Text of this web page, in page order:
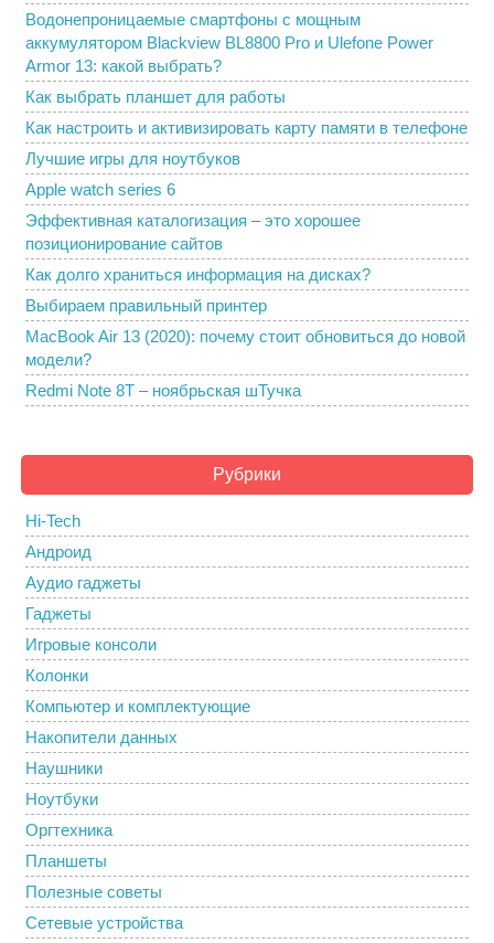
Водонепроницаемые смартфоны с мощным
аккумулятором Blackview BL8800 Pro и Ulefone Power
Armor 13: какой выбрать?
Как выбрать планшет для работы
Как настроить и активизировать карту памяти в телефоне
Лучшие игры для ноутбуков
Apple watch series 6
Эффективная каталогизация – это хорошее
позиционирование сайтов
Как долго храниться информация на дисках?
Выбираем правильный принтер
MacBook Air 13 (2020): почему стоит обновиться до новой
модели?
Redmi Note 8T – ноябрьская шТучка
Рубрики
Hi-Tech
Андроид
Аудио гаджеты
Гаджеты
Игровые консоли
Колонки
Компьютер и комплектующие
Накопители данных
Наушники
Ноутбуки
Оргтехника
Планшеты
Полезные советы
Сетевые устройства